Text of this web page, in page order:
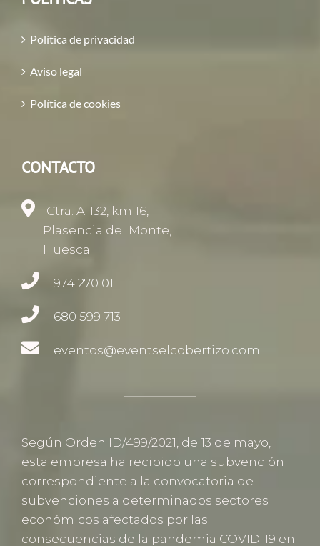
Política de privacidad
Aviso legal
Política de cookies
CONTACTO
Ctra. A-132, km 16,
Plasencia del Monte,
Huesca
974 270 011
680 599 713
eventos@eventselcobertizo.com
Según Orden ID/499/2021, de 13 de mayo,
esta empresa ha recibido una subvención
correspondiente a la convocatoria de
subvenciones a determinados sectores
económicos afectados por las
consecuencias de la pandemia COVID-19 en